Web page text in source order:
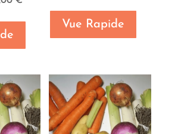
10,00 €
20,00 €
8,50 €
Vue Rapide